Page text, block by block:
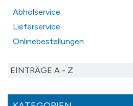
Abholservice
Lieferservice
Onlinebestellungen
EINTRÄGE A - Z